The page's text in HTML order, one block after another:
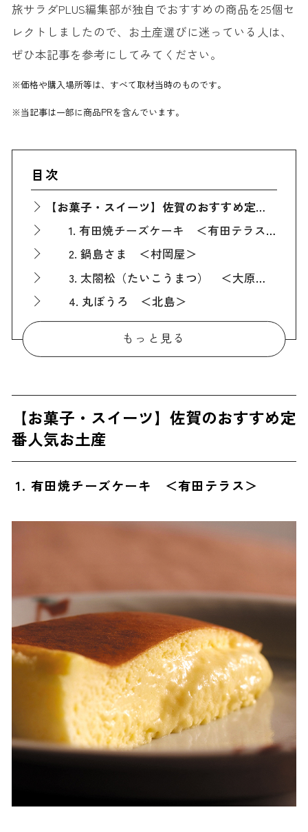
旅サラダPLUS編集部が独自でおすすめの商品を25個セ
レクトしましたので、お土産選びに迷っている人は、
ぜひ本記事を参考にしてみてください。
※価格や購入場所等は、すべて取材当時のものです。
※当記事は一部に商品PRを含んでいます。
目次
【お菓子・スイーツ】佐賀のおすすめ定番人気お土産
1. 有田焼チーズケーキ ＜有田テラス＞
2. 鍋島さま ＜村岡屋＞
3. 太閤松（たいこうまつ） ＜大原老舗＞
4. 丸ぼうろ ＜北島＞
5. 小城羊羹 ＜村岡総本舗＞
6. 松露饅頭 ＜大原老舗＞
8. さが錦 ＜村岡屋＞
【お菓子・スイーツ以外】佐賀のおすすめ定番人気お土産
9. いかの一夜干し ＜萬坊＞
10. 嬉野温泉湯豆腐 ＜平川屋＞
11. 嬉野茶 璃水 ＜茶荘 徳永＞
13. 萬坊いかしゅうまい ＜萬坊＞
15. 有田焼
佐賀で買えるおしゃれな人気お土産
16. 鶴屋のストロープワッフル ＜御菓子司 鶴屋＞
17. 古伊万里カップ酒「NOMANNE（のまんね）」 ＜古伊万里酒造＞
18. 白磁彩菓 ＜天馬堂＞
日持ちしやすい佐賀のおすすめ人気お土産
19. 佐賀のりしょうゆせんべい ＜三福海苔＞
【佐賀限定】佐賀でしか買えないお土産
もっと見る
【お菓子・スイーツ】佐賀のおすすめ定
番人気お土産
1. 有田焼チーズケーキ ＜有田テラス＞